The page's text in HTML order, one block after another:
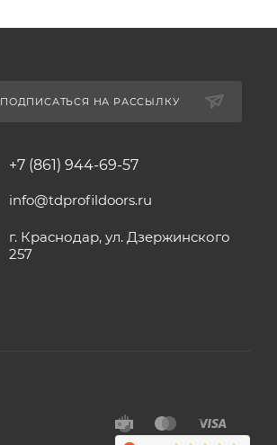
ПОДПИСАТЬСЯ НА РАССЫЛКУ
+7 (861) 944-69-57
info@tdprofildoors.ru
г. Краснодар, ул. Дзержинского
257